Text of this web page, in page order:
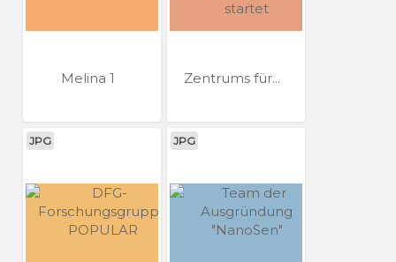
Melina 1 Zentrums für...
JPG JPG